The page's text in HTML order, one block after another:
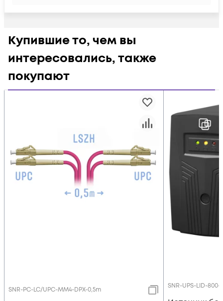
Купившие то, чем вы
интересовались, также
покупают
SNR-PC-LC/UPC-MM4-DPX-0,5m SNR-UPS-LID-800-